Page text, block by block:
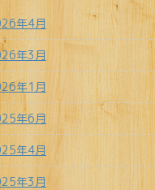
年4月
年3月
年1月
年6月
年4月
年3月